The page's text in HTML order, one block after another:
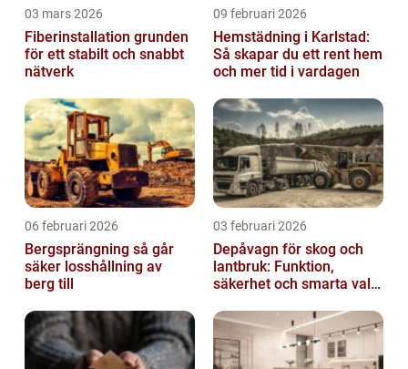
03 mars 2026
Fiberinstallation grunden
för ett stabilt och snabbt
nätverk
09 februari 2026
Hemstädning i Karlstad:
Så skapar du ett rent hem
och mer tid i vardagen
06 februari 2026
Bergsprängning så går
säker losshållning av
berg till
03 februari 2026
Depåvagn för skog och
lantbruk: Funktion,
säkerhet och smarta val